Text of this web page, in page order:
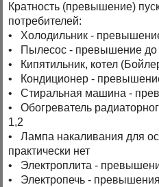
Кратность (превышение)
потребителей:
• Холодильник -
• Пылесос - превышение до
• Кипятильник, котел
• Кондиционер -
• Стиральная машина -
• Обогреватель
1,2
• Лампа накаливания для
практически нет
• Электроплита -
• Электропечь - превышения